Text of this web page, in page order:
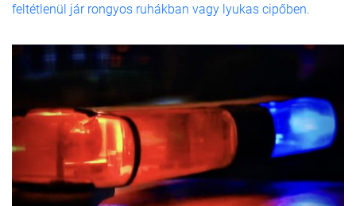
feltétlenül jár rongyos ruhákban vagy lyukas cipőben.